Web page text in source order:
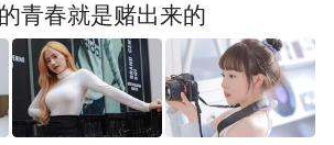
青春就是赌出来的